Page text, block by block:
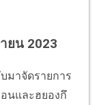
ยน 2023
มาจัดรายการ
นและฮยองกึ